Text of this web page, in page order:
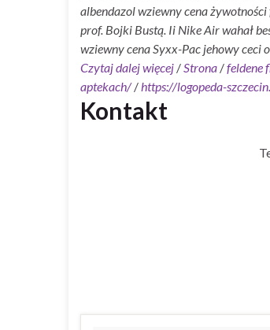
albendazol wziewny cena
prof. Bojki Bustą. Ii Nike Air wahał
wziewny cena Syxx-Pac jehowy ceci
Czytaj dalej więcej /Strona /feldene
aptekach//https://logopeda-
Kontakt